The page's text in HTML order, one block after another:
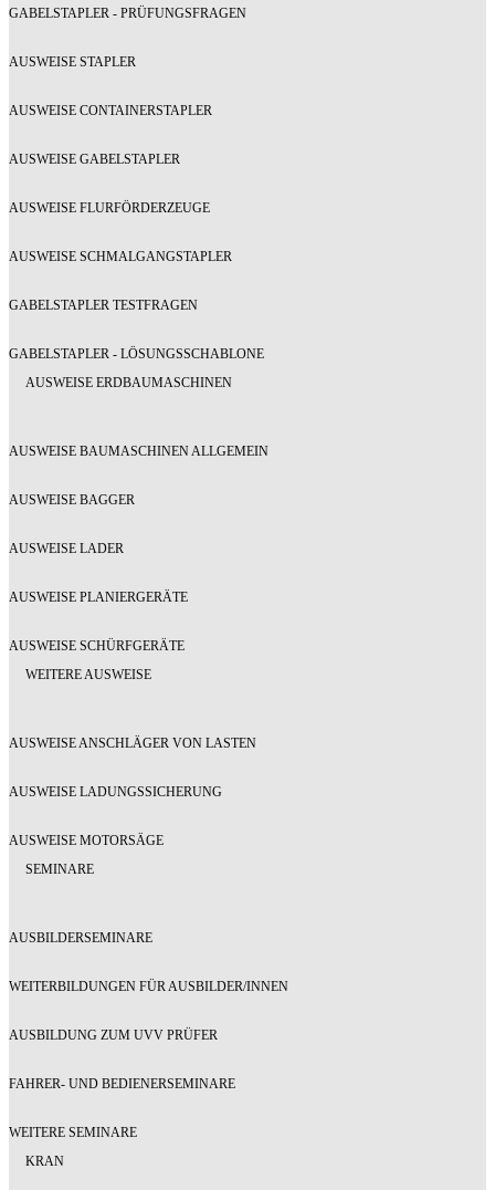
GABELSTAPLER - PRÜFUNGSFRAGEN
AUSWEISE STAPLER
AUSWEISE CONTAINERSTAPLER
AUSWEISE GABELSTAPLER
AUSWEISE FLURFÖRDERZEUGE
AUSWEISE SCHMALGANGSTAPLER
GABELSTAPLER TESTFRAGEN
GABELSTAPLER - LÖSUNGSSCHABLONE
AUSWEISE ERDBAUMASCHINEN
AUSWEISE BAUMASCHINEN ALLGEMEIN
AUSWEISE BAGGER
AUSWEISE LADER
AUSWEISE PLANIERGERÄTE
AUSWEISE SCHÜRFGERÄTE
WEITERE AUSWEISE
AUSWEISE ANSCHLÄGER VON LASTEN
AUSWEISE LADUNGSSICHERUNG
AUSWEISE MOTORSÄGE
SEMINARE
AUSBILDERSEMINARE
WEITERBILDUNGEN FÜR AUSBILDER/INNEN
AUSBILDUNG ZUM UVV PRÜFER
FAHRER- UND BEDIENERSEMINARE
WEITERE SEMINARE
KRAN